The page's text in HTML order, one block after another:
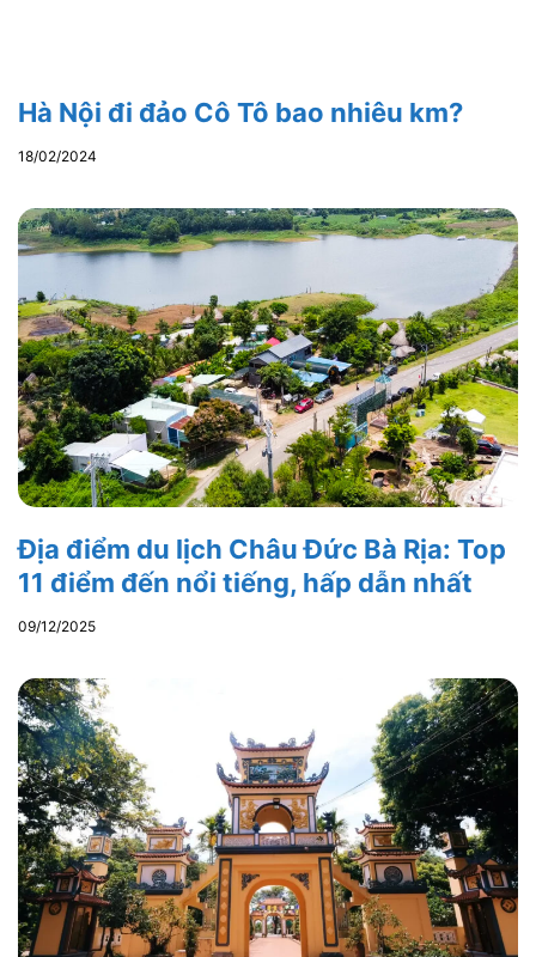
Hà Nội đi đảo Cô Tô bao nhiêu km?
18/02/2024
Địa điểm du lịch Châu Đức Bà Rịa: Top
11 điểm đến nổi tiếng, hấp dẫn nhất
09/12/2025